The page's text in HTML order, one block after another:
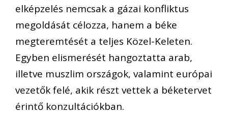
elképzelés nemcsak a gázai konfliktus
megoldását célozza, hanem a béke
megteremtését a teljes Közel-Keleten.
Egyben elismerését hangoztatta arab,
illetve muszlim országok, valamint európai
vezetők felé, akik részt vettek a béketervet
érintő konzultációkban.